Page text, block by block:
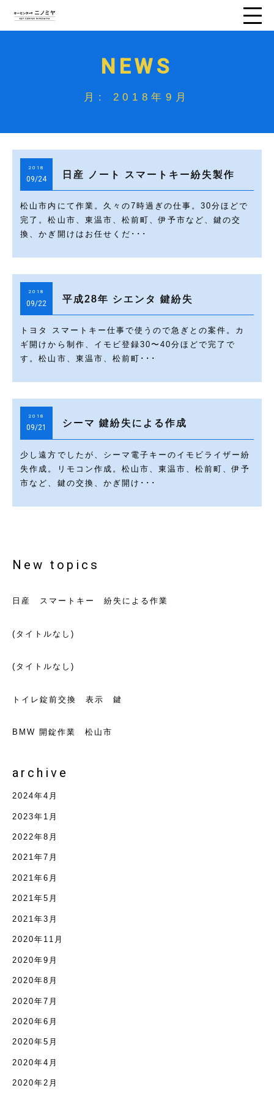
NEWS
月: 2018年9月
2018
09/24 日産 ノート スマートキー紛失製作
松山市内にて作業。久々の7時過ぎの仕事。30分ほどで
完了。松山市、東温市、松前町、伊予市など、鍵の交
換、かぎ開けはお任せくだ･･･
2018
09/22 平成28年 シエンタ 鍵紛失
トヨタ スマートキー仕事で使うので急ぎとの案件。カ
ギ開けから制作、イモビ登録30〜40分ほどで完了で
す。松山市、東温市、松前町･･･
2018
09/21 シーマ 鍵紛失による作成
少し遠方でしたが、シーマ電子キーのイモビライザー紛
失作成。リモコン作成。松山市、東温市、松前町、伊予
市など、鍵の交換、かぎ開け･･･
New topics
日産 スマートキー 紛失による作業
(タイトルなし)
(タイトルなし)
トイレ錠前交換 表示 鍵
BMW 開錠作業 松山市
archive
2024年4月
2023年1月
2022年8月
2021年7月
2021年6月
2021年5月
2021年3月
2020年11月
2020年9月
2020年8月
2020年7月
2020年6月
2020年5月
2020年4月
2020年2月